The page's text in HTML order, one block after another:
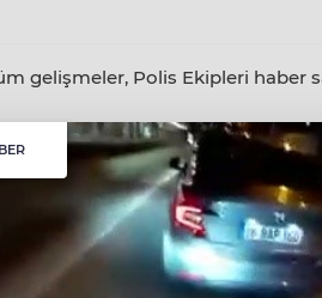
gelişmeler, Polis Ekipleri haber